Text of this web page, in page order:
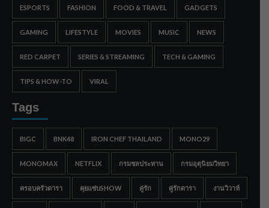
ESPORTS FASHION FOOD & TRAVEL GADGETS
GAMING LIFESTYLE MOVIES MUSIC NEWS
RED CARPET SERIES & STREAMING TECH & GAMING
TIPS & HOW-TO VIRAL
Tags
BIGC BNK48 IRON CHEF THAILAND MONO29
MONOMAX NETFLIX กรมชลประทาน กรมอุตุนิยมวิทยา
ครอบครัวดารา คุยแซ่บSHOW คู่รัก คู่รักดารา งานวิวาห์